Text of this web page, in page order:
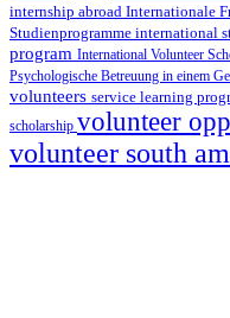
internship abroad Internationale
Studienprogramme international
program International Volunteer
Psychologische Betreuung in einem
volunteers service learning
scholarship volunteer
volunteer south